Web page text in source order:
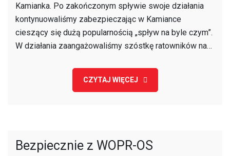
Kamianka. Po zakończonym spływie swoje działania
kontynuowaliśmy zabezpieczając w Kamiance
cieszący się dużą popularnością „spływ na byle czym”.
W działania zaangażowaliśmy szóstkę ratowników na…
CZYTAJ WIĘCEJ
Bezpiecznie z WOPR-OS